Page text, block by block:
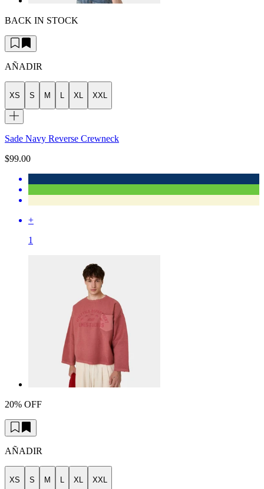
BACK IN STOCK
AÑADIR
XS S M L XL XXL
Sade Navy Reverse Crewneck
$99.00
+
1
20% OFF
AÑADIR
XS S M XL XXL